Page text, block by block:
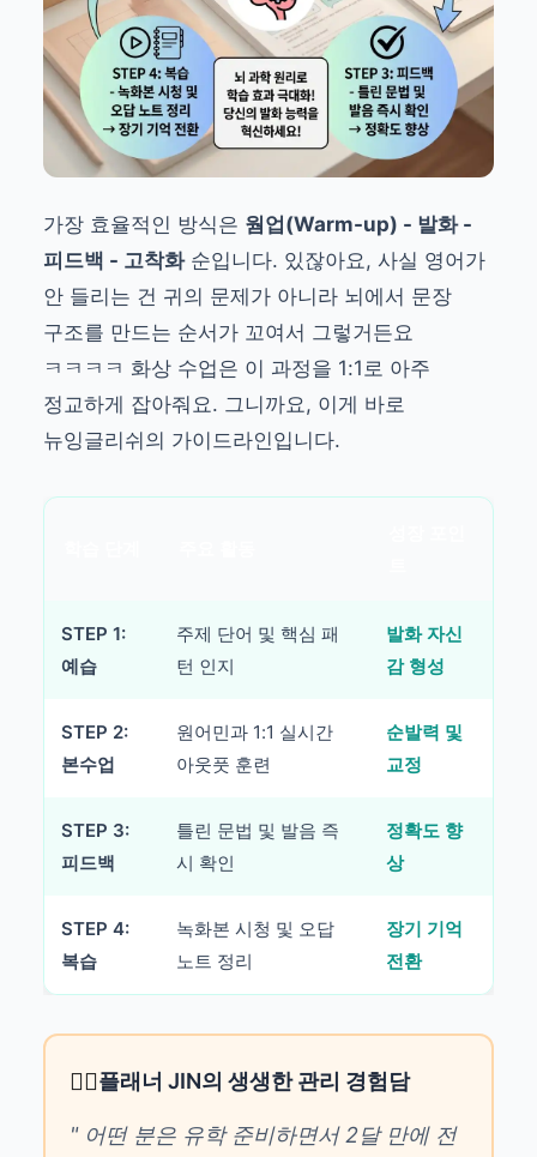
가장 효율적인 방식은 웜업(Warm-up) - 발화 -
피드백 - 고착화순입니다. 있잖아요, 사실 영어가
안 들리는 건 귀의 문제가 아니라 뇌에서 문장
구조를 만드는 순서가 꼬여서 그렇거든요
ㅋㅋㅋㅋ 화상 수업은 이 과정을 1:1로 아주
정교하게 잡아줘요. 그니까요, 이게 바로
뉴잉글리쉬의 가이드라인입니다.
STEP 1:
예습
주제 단어 및 핵심 패
턴 인지
발화 자신
감 형성
STEP 2:
본수업
원어민과 1:1 실시간
아웃풋 훈련
순발력 및
교정
STEP 3:
피드백
틀린 문법 및 발음 즉
시 확인
정확도 향
상
STEP 4:
복습
녹화본 시청 및 오답
노트 정리
장기 기억
전환
🙋‍♂️플래너 JIN의 생생한 관리 경험담
" 어떤 분은 유학 준비하면서 2달 만에 전